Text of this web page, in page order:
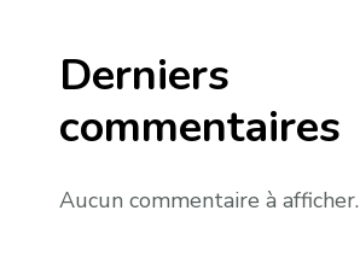
Derniers
commentaires
Aucun commentaire à afficher.